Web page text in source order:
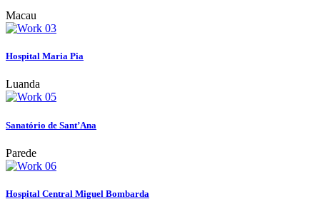
Macau
Hospital Maria Pia
Luanda
Sanatório de Sant’Ana
Parede
Hospital Central Miguel Bombarda